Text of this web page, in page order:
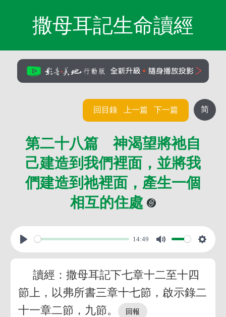
撒母耳記生命讀經
简
回目錄 上一篇 下一篇
第二十八篇 神渴望將祂自
己建造到我們裡面，並將我
們建造到祂裡面，產生一個
相互的住處
14:49
讀經：撒母耳記下七章十二至十四
節上，以弗所書三章十七節，啟示錄二
十一章二節，九節。